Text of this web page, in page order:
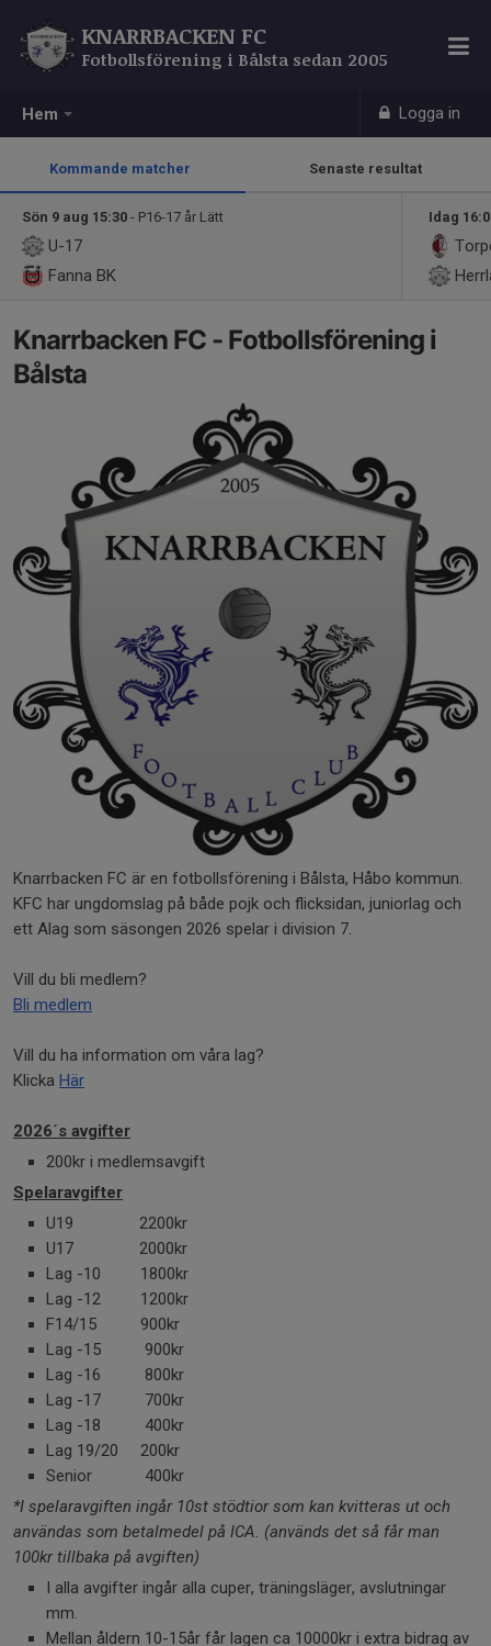
Hem Logga in
KNARRBACKEN FC
Fotbollsförening i Bålsta sedan 2005
Kommande matcher Senaste resultat
Sön 9 aug 15:30 - P16-17 år Lätt
U-17
Fanna BK
Idag
Knarrbacken FC - Fotbollsförening i
Bålsta
Knarrbacken FC är en fotbollsförening i Bålsta, Håbo kommun.
KFC har ungdomslag på både pojk och flicksidan, juniorlag och
ett Alag som säsongen 2026 spelar i division 7.
Vill du bli medlem?
Bli medlem
Vill du ha information om våra lag?
Klicka Här
2026´s avgifter
200kr i medlemsavgift
Spelaravgifter
U19 2200kr
U17 2000kr
Lag -10 1800kr
Lag -12 1200kr
F14/15 900kr
Lag -15 900kr
Lag -16 800kr
Lag -17 700kr
Lag -18 400kr
Lag 19/20 200kr
Senior 400kr
*I spelaravgiften ingår 10st stödtior som kan kvitteras ut och
användas som betalmedel på ICA. (används det så får man
100kr tillbaka på avgiften)
I alla avgifter ingår alla cuper, träningsläger, avslutningar
mm.
Mellan åldern 10-15år får lagen ca 10000kr i extra bidrag av